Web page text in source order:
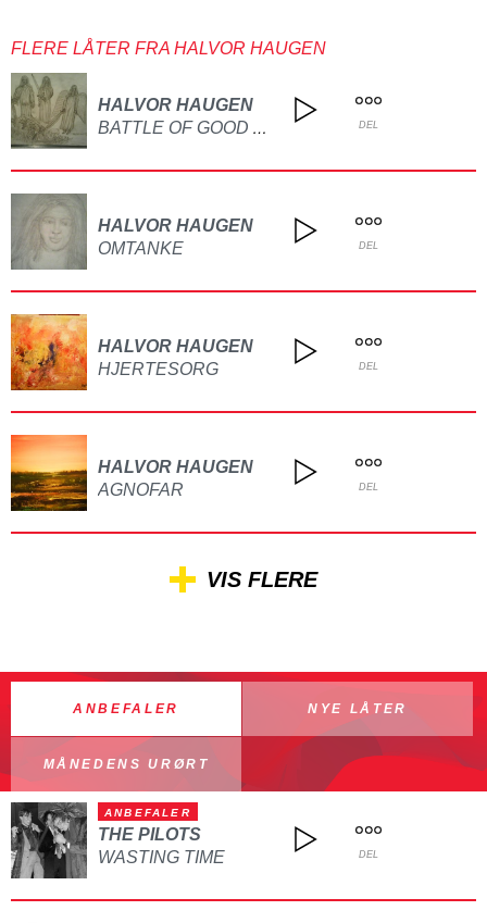
FLERE LÅTER FRA HALVOR HAUGEN
HALVOR HAUGEN
BATTLE OF GOOD AND EVIL! DEL
HALVOR HAUGEN
OMTANKE
DEL
HALVOR HAUGEN
HJERTESORG
DEL
HALVOR HAUGEN
AGNOFAR
DEL
VIS FLERE
ANBEFALER NYE LÅTER
MÅNEDENS URØRT
ANBEFALER
THE PILOTS
WASTING TIME
DEL